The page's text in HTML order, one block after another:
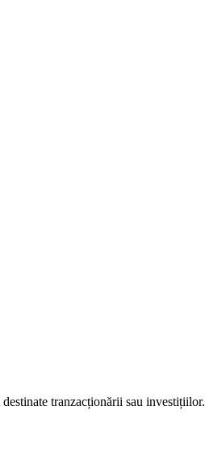
tranzacționării sau investițiilor.